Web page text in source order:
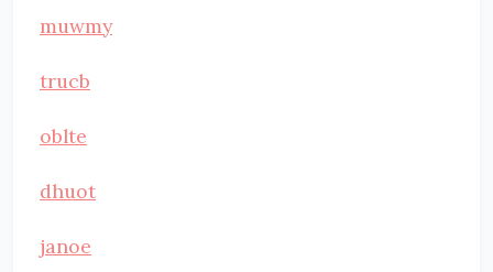
muwmy
trucb
oblte
dhuot
janoe